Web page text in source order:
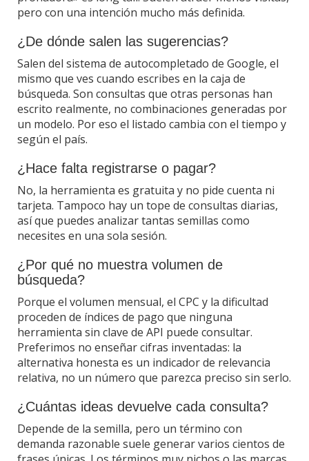
pero con una intención mucho más definida.
¿De dónde salen las sugerencias?
Salen del sistema de autocompletado de Google, el
mismo que ves cuando escribes en la caja de
búsqueda. Son consultas que otras personas han
escrito realmente, no combinaciones generadas por
un modelo. Por eso el listado cambia con el tiempo y
según el país.
¿Hace falta registrarse o pagar?
No, la herramienta es gratuita y no pide cuenta ni
tarjeta. Tampoco hay un tope de consultas diarias,
así que puedes analizar tantas semillas como
necesites en una sola sesión.
¿Por qué no muestra volumen de
búsqueda?
Porque el volumen mensual, el CPC y la dificultad
proceden de índices de pago que ninguna
herramienta sin clave de API puede consultar.
Preferimos no enseñar cifras inventadas: la
alternativa honesta es un indicador de relevancia
relativa, no un número que parezca preciso sin serlo.
¿Cuántas ideas devuelve cada consulta?
Depende de la semilla, pero un término con
demanda razonable suele generar varios cientos de